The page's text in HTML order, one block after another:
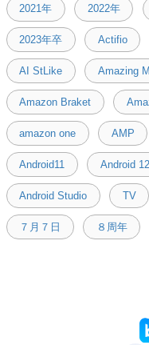
2021年 2022年
2023年卒 Actifio
AI StLike Amazing
Amazon Braket
amazon one AMP
Android11 Android 12
Android Studio TV
７月７日 ８周年